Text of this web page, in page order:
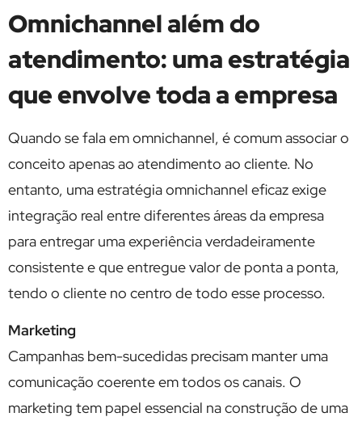
Omnichannel além do
atendimento: uma estratégia
que envolve toda a empresa
Quando se fala em omnichannel, é comum associar o
conceito apenas ao atendimento ao cliente. No
entanto, uma estratégia omnichannel eficaz exige
integração real entre diferentes áreas da empresa
para entregar uma experiência verdadeiramente
consistente e que entregue valor de ponta a ponta,
tendo o cliente no centro de todo esse processo.
Marketing
Campanhas bem-sucedidas precisam manter uma
comunicação coerente em todos os canais. O
marketing tem papel essencial na construção de uma